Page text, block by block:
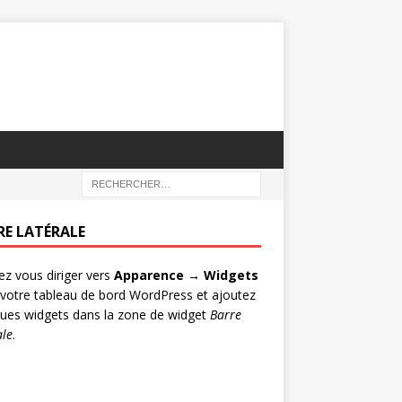
LATÉRALE
vous diriger vers Apparence → Widgets
tableau de bord WordPress et ajoutez
widgets dans la zone de widget Barre
.